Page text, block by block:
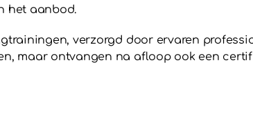
het aanbod.
verzorgd door ervaren
maar ontvangen na afloop ook een